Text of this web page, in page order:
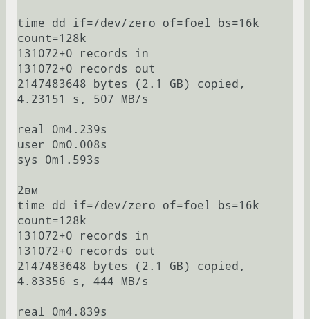
time dd if=/dev/zero of=foel bs=16k
count=128k
131072+0 records in
131072+0 records out
2147483648 bytes (2.1 GB) copied,
4.23151 s, 507 MB/s
real 0m4.239s
user 0m0.008s
sys 0m1.593s
2вм
time dd if=/dev/zero of=foel bs=16k
count=128k
131072+0 records in
131072+0 records out
2147483648 bytes (2.1 GB) copied,
4.83356 s, 444 MB/s
real 0m4.839s